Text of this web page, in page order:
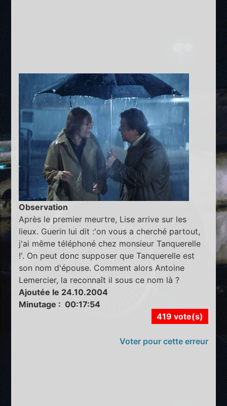
Observation
Après le premier meurtre, Lise arrive sur les
lieux. Guerin lui dit :'on vous a cherché partout,
j'ai même téléphoné chez monsieur Tanquerelle
!'. On peut donc supposer que Tanquerelle est
son nom d'épouse. Comment alors Antoine
Lemercier, la reconnaît il sous ce nom là ?
Ajoutée le 24.10.2004
Minutage : 00:17:54
419 vote(s)
Voter pour cette erreur